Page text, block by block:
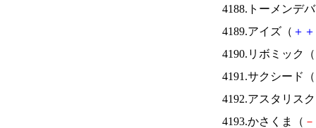
4188.トーメンデ
4189.アイズ（ ＋ ＋
4190.リボミック（
4191.サクシード（
4192.アスタリス
4193.かさくま（ －